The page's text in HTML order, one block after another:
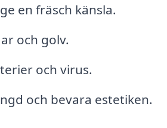
en fräsch känsla.
och golv.
och virus.
och bevara estetiken.